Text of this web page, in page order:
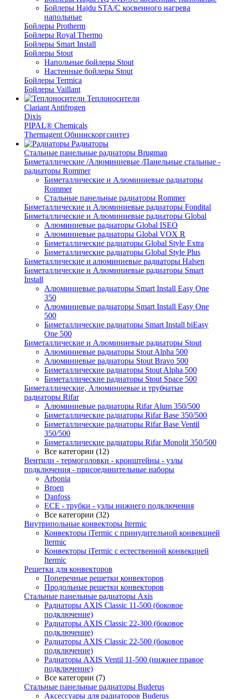
Бойлеры Hajdu STA/C косвенного нагрева
напольные
Бойлеры Protherm
Бойлеры Royal Thermo
Бойлеры Smart Install
Бойлеры Stout
Напольные бойлеры Stout
Настенные бойлеры Stout
Бойлеры Termica
Бойлеры Vaillant
Теплоносители
Clariant Antifrogen
Dixis
PIPAL® Chemicals
Thermagent Обнинскоргсинтез
Радиаторы
Стальные панельные радиаторы Brugman
Биметаллические /Алюминиевые /Панельные стальные -
радиаторы Rommer
Биметаллические и Алюминиевые радиаторы
Rommer
Стальные панельные радиаторы Rommer
Биметаллические и Алюминиевые радиаторы Fondital
Биметаллические и Алюминиевые радиаторы Global
Алюминиевые радиаторы Global ISEO
Алюминиевые радиаторы Global VOX R
Биметаллические радиаторы Global Style Extra
Биметаллические радиаторы Global Style Plus
Биметаллические и алюминиевые радиаторы Halsen
Биметаллические и Алюминиевые радиаторы Smart
Install
Алюминиевые радиаторы Smart Install Easy One
350
Алюминиевые радиаторы Smart Install Easy One
500
Биметаллические радиаторы Smart Install biEasy
One 500
Биметаллические и Алюминиевые радиаторы Stout
Алюминиевые радиаторы Stout Alpha 500
Алюминиевые радиаторы Stout Bravo 500
Биметаллические радиаторы Stout Alpha 500
Биметаллические радиаторы Stout Space 500
Биметаллические, Алюминиевые и трубчатые
радиаторы Rifar
Алюминиевые радиаторы Rifar Alum 350/500
Биметаллические радиаторы Rifar Base 350/500
Биметаллические радиаторы Rifar Base Ventil
350/500
Биметаллические радиаторы Rifar Monolit 350/500
Все категории (12)
Вентили - термоголовки - кронштейны - узлы
подключения - присоединительные наборы
Arbonia
Broen
Danfoss
ECE - трубки - узлы нижнего подключения
Все категории (32)
Внутрипольные конвекторы Itermic
Конвекторы iTermic c принудительной конвекцией
Itermic
Конвекторы iTermic с естественной конвекцией
Itermic
Решетки для конвекторов
Поперечные решетки конвекторов
Продольные решетки конвекторов
Стальные панельные радиаторы Axis
Радиаторы AXIS Classic 11-500 (боковое
подключение)
Радиаторы AXIS Classic 22-300 (боковое
подключение)
Радиаторы AXIS Classic 22-500 (боковое
подключение)
Радиаторы AXIS Ventil 11-500 (нижнее правое
подключение)
Все категории (7)
Стальные панельные радиаторы Buderus
Аксессуары для радиаторов Buderus